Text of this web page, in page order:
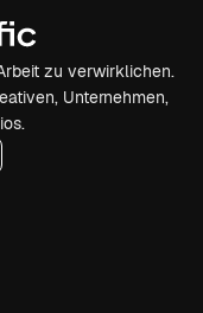
zu verwirklichen.
Unternehmen,